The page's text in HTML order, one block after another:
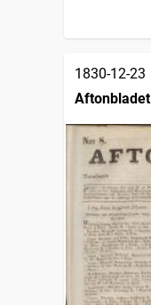
1830-12-23
Aftonbladet